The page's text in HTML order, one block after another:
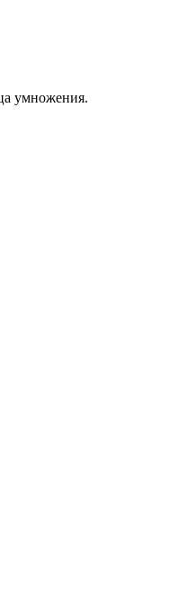
умножения.